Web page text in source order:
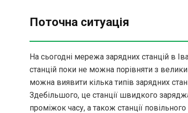
Поточна ситуація
На сьогодні мережа зарядних станцій в
станцій поки не можна порівняти з
можна виявити кілька типів зарядних
Здебільшого, це станції швидкого
проміжок часу, а також станції